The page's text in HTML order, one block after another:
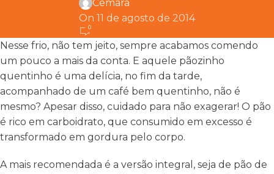
Cemara
On 11 de agosto de 2014
0
Nesse frio, não tem jeito, sempre acabamos comendo
um pouco a mais da conta. E aquele pãozinho
quentinho é uma delícia, no fim da tarde,
acompanhado de um café bem quentinho, não é
mesmo? Apesar disso, cuidado para não exagerar! O pão
é rico em carboidrato, que consumido em excesso é
transformado em gordura pelo corpo.
A mais recomendada é a versão integral, seja de pão de